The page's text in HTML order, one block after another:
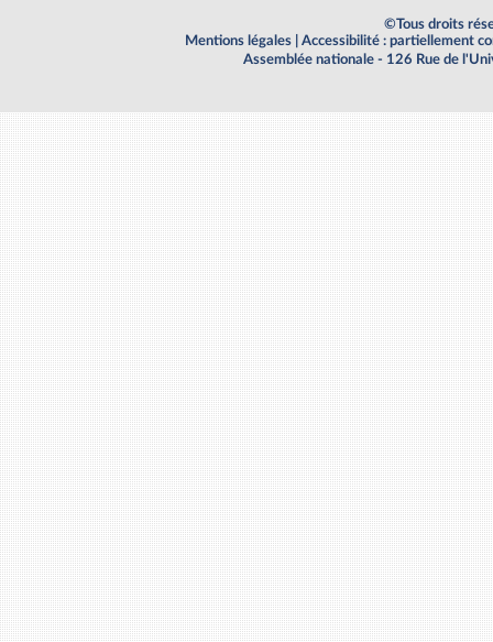
©Tous droits
Mentions légales
Accessibilité : partiellement
Assemblée nationale - 126 Rue de